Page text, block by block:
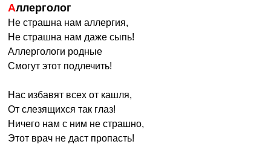
Аллерголог
Не страшна нам аллергия,
Не страшна нам даже сыпь!
Аллергологи родные
Смогут этот подлечить!
Нас избавят всех от кашля,
От слезящихся так глаз!
Ничего нам с ним не страшно,
Этот врач не даст пропасть!